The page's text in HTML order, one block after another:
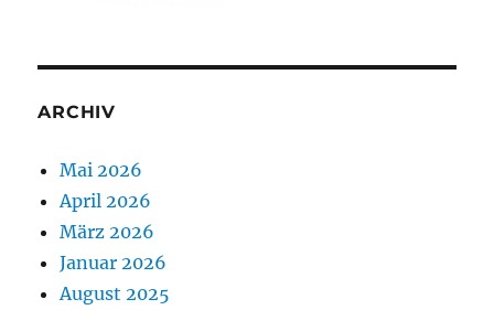
ARCHIV
Mai 2026
April 2026
März 2026
Januar 2026
August 2025